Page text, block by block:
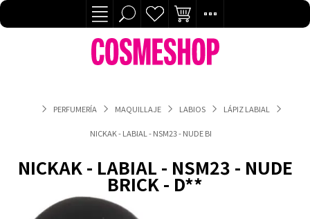
PERFUMERÍA MAQUILLAJE LABIOS LÁPIZ LABIAL
NICKAK - LABIAL - NSM23 - NUDE BRICK - D**
NICKAK - LABIAL - NSM23 - NUDE
BRICK - D**